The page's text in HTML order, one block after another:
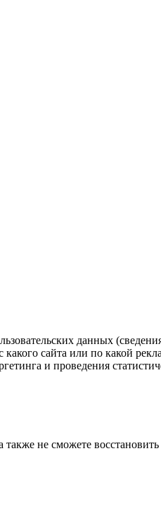
данных
сайта или по какой
и проведения
также не сможете